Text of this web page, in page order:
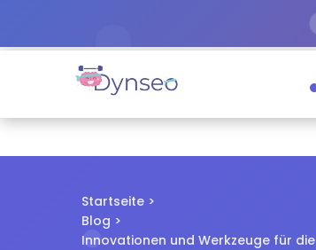
Startseite >
Blog >
Innovationen und Werkzeuge für